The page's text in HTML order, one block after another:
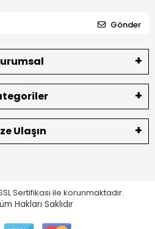
Gönder
Ulaşın
Sertifikası ile korunmaktadır.
Hakları Saklıdır